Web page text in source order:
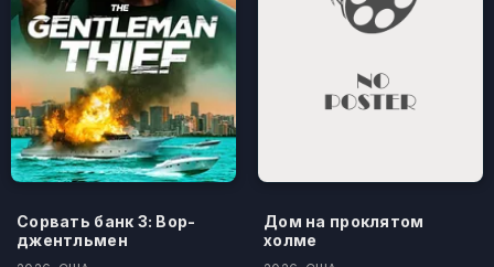
Сорвать банк 3: Вор-
джентльмен
Дом на проклятом
холме